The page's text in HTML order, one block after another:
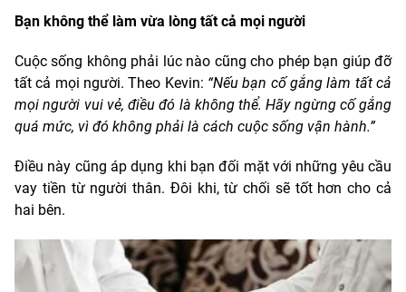
Bạn không thể làm vừa lòng tất cả mọi người
Cuộc sống không phải lúc nào cũng cho phép bạn giúp đỡ
tất cả mọi người. Theo Kevin: “Nếu bạn cố gắng làm tất cả
mọi người vui vẻ, điều đó là không thể. Hãy ngừng cố gắng
quá mức, vì đó không phải là cách cuộc sống vận hành.”
Điều này cũng áp dụng khi bạn đối mặt với những yêu cầu
vay tiền từ người thân. Đôi khi, từ chối sẽ tốt hơn cho cả
hai bên.